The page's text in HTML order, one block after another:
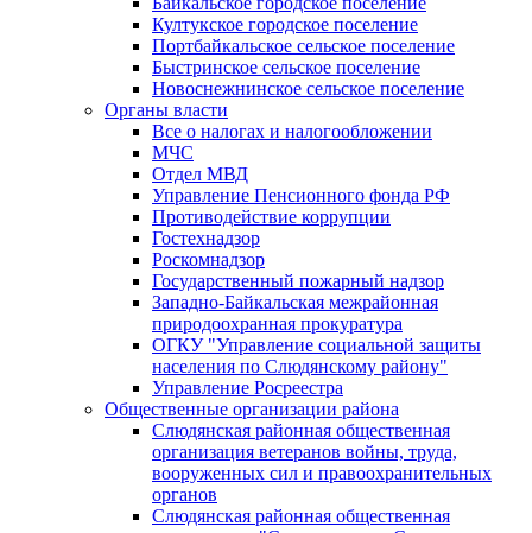
Култукское городское поселение
Портбайкальское сельское поселение
Быстринское сельское поселение
Новоснежнинское сельское поселение
Органы власти
Все о налогах и налогообложении
МЧС
Отдел МВД
Управление Пенсионного фонда РФ
Противодействие коррупции
Гостехнадзор
Роскомнадзор
Государственный пожарный надзор
Западно-Байкальская межрайонная
природоохранная прокуратура
ОГКУ "Управление социальной защиты
населения по Слюдянскому району"
Управление Росреестра
Общественные организации района
Слюдянская районная общественная
организация ветеранов войны, труда,
вооруженных сил и правоохранительных
органов
Слюдянская районная общественная